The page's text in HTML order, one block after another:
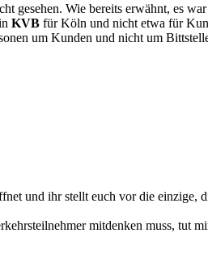
gesehen. Wie bereits erwähnt, es
KVB für Köln und nicht etwa für
um Kunden und nicht um
und ihr stellt euch vor die einzige,
mitdenken muss, tut